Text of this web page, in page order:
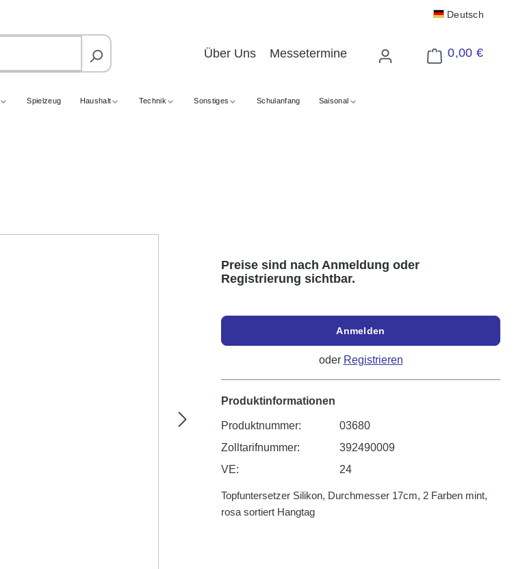
Deutsch
Über Uns Messetermine 0,00 €
Warenkorb enthält
Spielzeug Haushalt Technik Sonstiges Schulanfang Saisonal
Preise sind nach Anmeldung oder
Registrierung sichtbar.
Anmelden
oder Registrieren
Produktinformationen
Produktnummer:
03680
Zolltarifnummer:
392490009
VE:
24
Topfuntersetzer Silikon, Durchmesser 17cm, 2 Farben mint,
rosa sortiert Hangtag